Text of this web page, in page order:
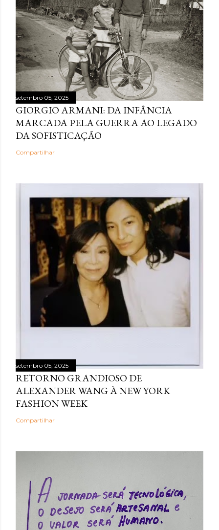
setembro 05, 2025
GIORGIO ARMANI: DA INFÂNCIA
MARCADA PELA GUERRA AO LEGADO
DA SOFISTICAÇÃO
Compartilhar
setembro 05, 2025
RETORNO GRANDIOSO DE
ALEXANDER WANG À NEW YORK
FASHION WEEK
Compartilhar